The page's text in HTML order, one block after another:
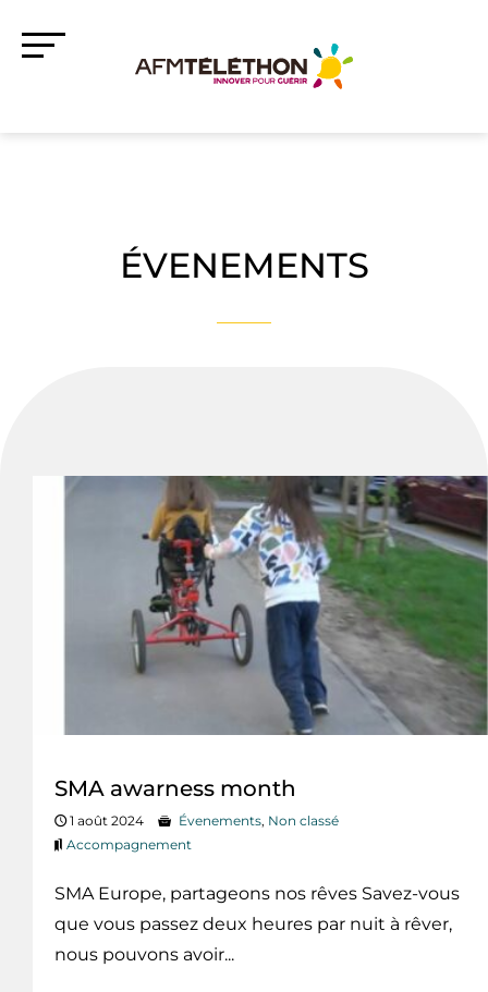
ÉVENEMENTS
SMA awarness month
1 août 2024 Évenements, Non classé
Accompagnement
SMA Europe, partageons nos rêves Savez-vous
que vous passez deux heures par nuit à rêver,
nous pouvons avoir...